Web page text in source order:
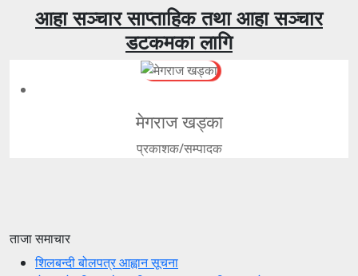
आहा सञ्चार साप्ताहिक तथा आहा सञ्चार
डटकमका लागि
मेगराज खड्का
प्रकाशक/सम्पादक
ताजा समाचार
शिलबन्दी बोलपत्र आह्वान सूचना